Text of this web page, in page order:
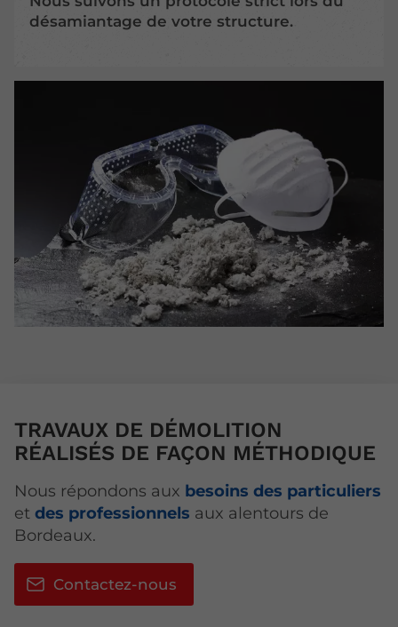
désamiantage de votre structure.
TRAVAUX DE DÉMOLITION
RÉALISÉS DE FAÇON MÉTHODIQUE
Nous répondons aux besoins des particuliers
et des professionnels aux alentours de
Bordeaux.
Contactez-nous